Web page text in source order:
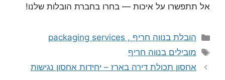
אל תתפשרו על איכות — בחרו בחברת הובלות שלנו!
קטגוריות
הובלת בנווה חריף , packaging services
תגיות
מובילים בנווה חריף
אחסון תכולת דירה בארז – יחידות אחסון נגישות